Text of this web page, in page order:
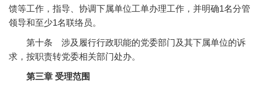
馈等工作，指导、协调下属单位工单办理工作，并明确1名分管
领导和至少1名联络员。
第十条 涉及履行行政职能的党委部门及其下属单位的诉
求，按职责转党委相关部门处办。
第三章 受理范围